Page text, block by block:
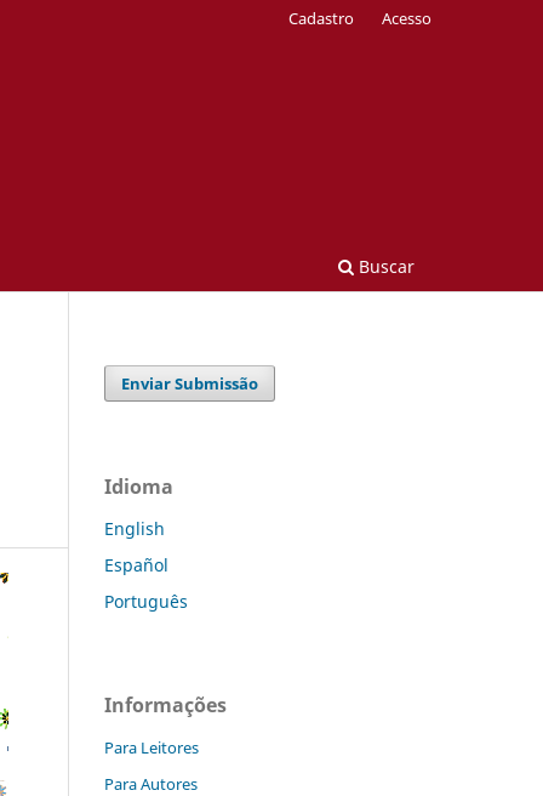
Buscar
Cadastro Acesso
Enviar Submissão
Idioma
English
Español
Português
Informações
Para Leitores
Para Autores